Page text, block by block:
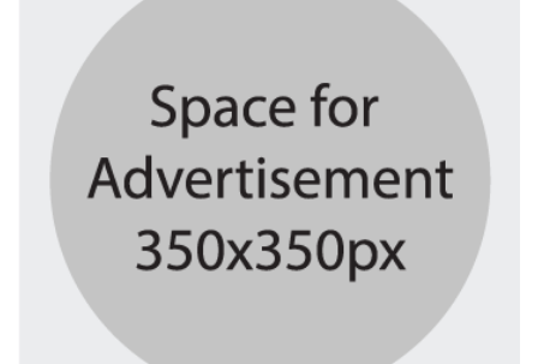
বাংলাদেশে এসে মার্কিন দূতের ভারতের...
অনেক পরিবার এখনো তাঁদের স্বজন...
৭ দিন আগে
ব্রিকলেইন জামে মসজিদ প্রতিষ্ঠার ৫০...